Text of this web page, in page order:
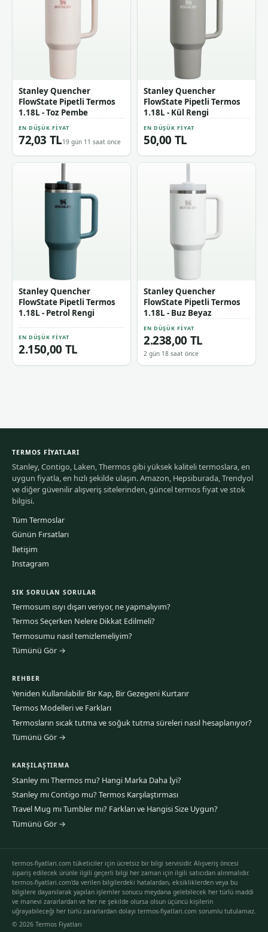
Stanley Quencher
FlowState Pipetli Termos
1.18L - Toz Pembe
EN DÜŞÜK FIYAT
72,03 TL19 gün 11 saat önce
Stanley Quencher
FlowState Pipetli Termos
1.18L - Kül Rengi
EN DÜŞÜK FIYAT
50,00 TL
Stanley Quencher
FlowState Pipetli Termos
1.18L - Petrol Rengi
EN DÜŞÜK FIYAT
2.150,00 TL
Stanley Quencher
FlowState Pipetli Termos
1.18L - Buz Beyaz
EN DÜŞÜK FIYAT
2.238,00 TL
2 gün 18 saat önce
TERMOS FIYATLARI
Stanley, Contigo, Laken, Thermos gibi yüksek kaliteli termoslara, en
uygun fiyatla, en hızlı şekilde ulaşın. Amazon, Hepsiburada, Trendyol
ve diğer güvenilir alışveriş sitelerinden, güncel termos fiyat ve stok
bilgisi.
Tüm Termoslar
Günün Fırsatları
İletişim
Instagram
SIK SORULAN SORULAR
Termosum ısıyı dışarı veriyor, ne yapmalıyım?
Termos Seçerken Nelere Dikkat Edilmeli?
Termosumu nasıl temizlemeliyim?
Tümünü Gör →
REHBER
Yeniden Kullanılabilir Bir Kap, Bir Gezegeni Kurtarır
Termos Modelleri ve Farkları
Termosların sıcak tutma ve soğuk tutma süreleri nasıl hesaplanıyor?
Tümünü Gör →
KARŞILAŞTIRMA
Stanley mı Thermos mu? Hangi Marka Daha İyi?
Stanley mı Contigo mu? Termos Karşılaştırması
Travel Mug mı Tumbler mı? Farkları ve Hangisi Size Uygun?
Tümünü Gör →
termos-fiyatlari.com tüketiciler için ücretsiz bir bilgi servisidir. Alışveriş öncesi
sipariş edilecek ürünle ilgili geçerli bilgi her zaman için ilgili satıcıdan alınmalıdır.
termos-fiyatlari.com'da verilen bilgilerdeki hatalardan, eksikliklerden veya bu
bilgilere dayanılarak yapılan işlemler sonucu meydana gelebilecek her türlü maddi
ve manevi zararlardan ve her ne şekilde olursa olsun üçüncü kişilerin
uğrayabileceği her türlü zararlardan dolayı termos-fiyatlari.com sorumlu tutulamaz.
© 2026 Termos Fiyatları